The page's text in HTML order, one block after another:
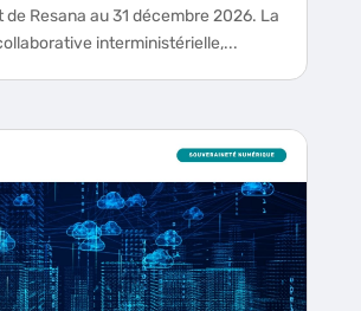
Resana au 31 décembre 2026. La
interministérielle,...